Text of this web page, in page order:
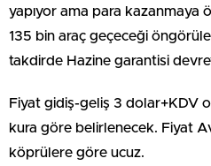
yapıyor ama para kazanmaya
135 bin araç geçeceği
takdirde Hazine garantisi
Fiyat gidiş-geliş 3 dolar+KDV
kura göre belirlenecek. Fiyat
köprülere göre ucuz.